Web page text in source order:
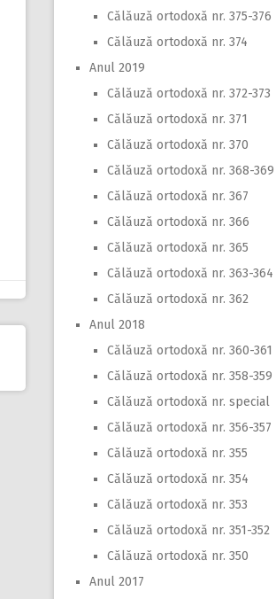
Călăuză ortodoxă nr. 375-376
Călăuză ortodoxă nr. 374
Anul 2019
Călăuză ortodoxă nr. 372-373
Călăuză ortodoxă nr. 371
Călăuză ortodoxă nr. 370
Călăuză ortodoxă nr. 368-369
Călăuză ortodoxă nr. 367
Călăuză ortodoxă nr. 366
Călăuză ortodoxă nr. 365
Călăuză ortodoxă nr. 363-364
Călăuză ortodoxă nr. 362
Anul 2018
Călăuză ortodoxă nr. 360-361
Călăuză ortodoxă nr. 358-359
Călăuză ortodoxă nr. special
Călăuză ortodoxă nr. 356-357
Călăuză ortodoxă nr. 355
Călăuză ortodoxă nr. 354
Călăuză ortodoxă nr. 353
Călăuză ortodoxă nr. 351-352
Călăuză ortodoxă nr. 350
Anul 2017